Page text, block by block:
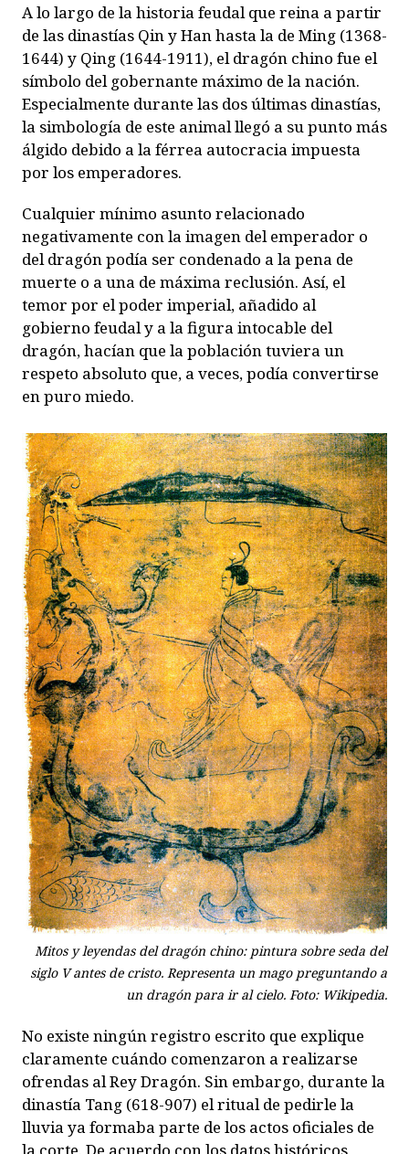
A lo largo de la historia feudal que reina a partir
de las dinastías Qin y Han hasta la de Ming (1368-
1644) y Qing (1644-1911), el dragón chino fue el
símbolo del gobernante máximo de la nación.
Especialmente durante las dos últimas dinastías,
la simbología de este animal llegó a su punto más
álgido debido a la férrea autocracia impuesta
por los emperadores.
Cualquier mínimo asunto relacionado
negativamente con la imagen del emperador o
del dragón podía ser condenado a la pena de
muerte o a una de máxima reclusión. Así, el
temor por el poder imperial, añadido al
gobierno feudal y a la figura intocable del
dragón, hacían que la población tuviera un
respeto absoluto que, a veces, podía convertirse
en puro miedo.
Mitos y leyendas del dragón chino: pintura sobre seda del
siglo V antes de cristo. Representa un mago preguntando a
un dragón para ir al cielo. Foto: Wikipedia.
No existe ningún registro escrito que explique
claramente cuándo comenzaron a realizarse
ofrendas al Rey Dragón. Sin embargo, durante la
dinastía Tang (618-907) el ritual de pedirle la
lluvia ya formaba parte de los actos oficiales de